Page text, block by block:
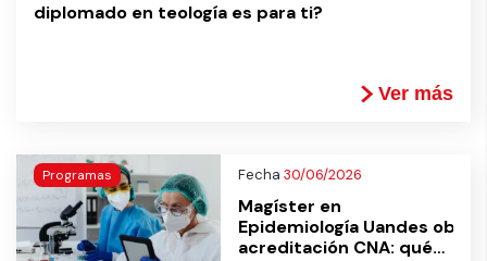
diplomado en teología es para ti?
Ver más
Programas Fecha30/06/2026
Magíster en
Epidemiología Uandes
acreditación CNA: qué